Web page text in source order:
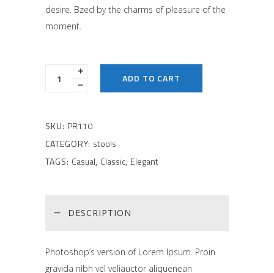
desire. Bzed by the charms of pleasure of the
moment.
ADD TO CART
SKU: PR110
CATEGORY: stools
TAGS: Casual, Classic, Elegant
DESCRIPTION
Photoshop’s version of Lorem Ipsum. Proin
gravida nibh vel veliauctor aliquenean